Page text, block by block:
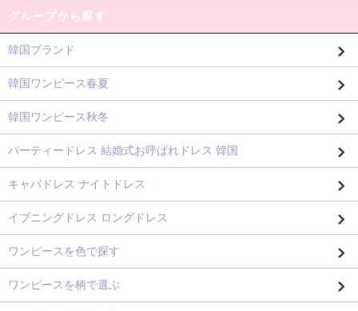
グループから探す
韓国ブランド
韓国ワンピース春夏
韓国ワンピース秋冬
パーティードレス 結婚式お呼ばれドレス 韓国
キャバドレス ナイトドレス
イブニングドレス ロングドレス
ワンピースを色で探す
ワンピースを柄で選ぶ